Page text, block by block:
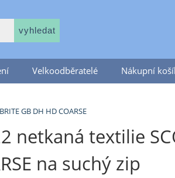
Velkoodběratelé Nákupní
GB DH HD COARSE
textilie
na suchý zip